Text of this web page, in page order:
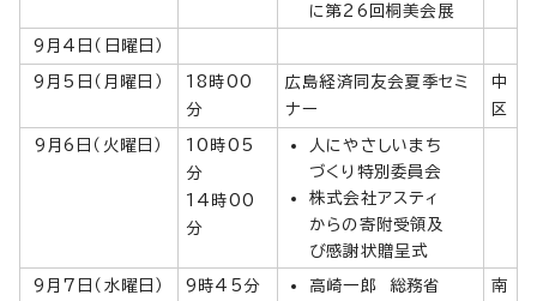
に第26回桐美会展
9月4日（日曜日）
9月5日（月曜日）
18時00
分
広島経済同友会夏季セミ
ナー
中
区
9月6日（火曜日）
10時05
分
14時00
分
人にやさしいまち
づくり特別委員会
株式会社アスティ
からの寄附受領及
び感謝状贈呈式
9月7日（水曜日）
9時45分
高崎一郎 総務省
南